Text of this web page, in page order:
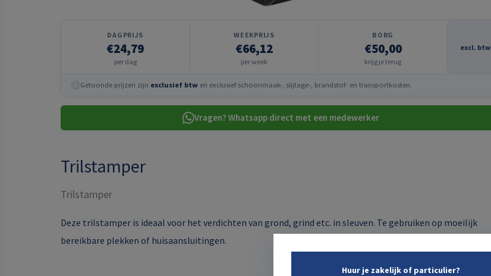
DAGPRIJS
€24,79
per dag
WEEKPRIJS
€66,12
per week
BORG
€50,00
krijg je terug
excl. btw
Getoonde prijzen zijn exclusief btw en exclusief schoonmaak-, slijtage-, brandstof- en transportkosten.
Vragen? Whatsapp direct met een medewerker
Trilstamper
Trilstamper
Deze trilstamper is ideaal voor het verdichten van grond, grind etc. in sleuven. Te gebruiken op moeilijk
bereikbare plekken of huisaansluitingen.
Huur je zakelijk of particulier?